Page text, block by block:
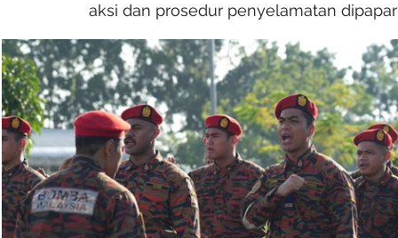
aksi dan prosedur penyelamatan